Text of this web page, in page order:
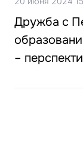
Дружба с
–